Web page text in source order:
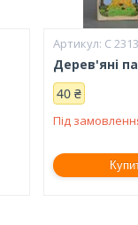
С
Дерев'яні
40 ₴
Під